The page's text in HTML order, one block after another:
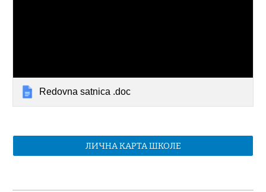
Redovna satnica .doc
ЛИЧНА КАРТА ШКОЛЕ